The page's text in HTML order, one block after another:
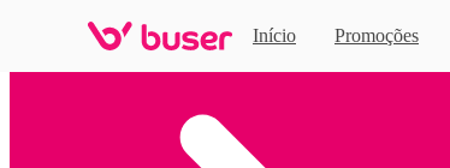
Início Promoções